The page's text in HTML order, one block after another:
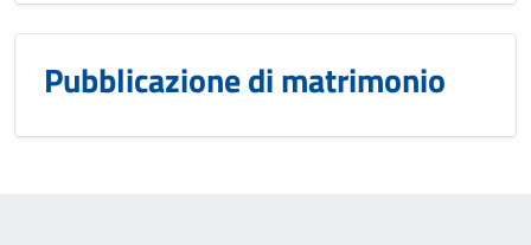
Pubblicazione di matrimonio